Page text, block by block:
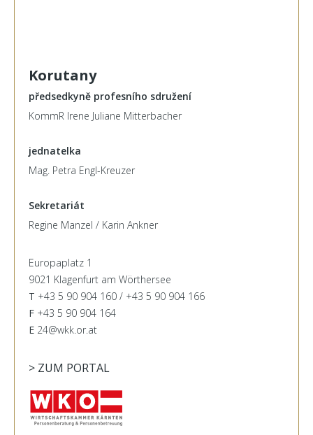
Korutany
předsedkyně profesního sdružení
KommR Irene Juliane Mitterbacher
jednatelka
Mag. Petra Engl-Kreuzer
Sekretariát
Regine Manzel / Karin Ankner
Europaplatz 1
9021 Klagenfurt am Wörthersee
T +43 5 90 904 160 / +43 5 90 904 166
F +43 5 90 904 164
E 24@wkk.or.at
> ZUM PORTAL